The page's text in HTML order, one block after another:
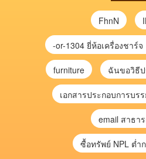
FhnN
furniture
email สาธา